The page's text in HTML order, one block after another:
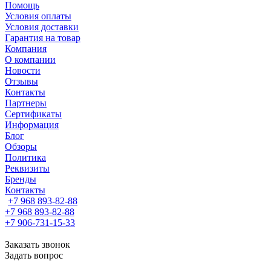
Помощь
Условия оплаты
Условия доставки
Гарантия на товар
Компания
О компании
Новости
Отзывы
Контакты
Партнеры
Сертификаты
Информация
Блог
Обзоры
Политика
Реквизиты
Бренды
Контакты
+7 968 893-82-88
+7 968 893-82-88
+7 906-731-15-33
Заказать звонок
Задать вопрос